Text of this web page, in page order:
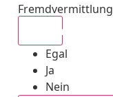
Fremdvermittlung
Egal
Ja
Nein